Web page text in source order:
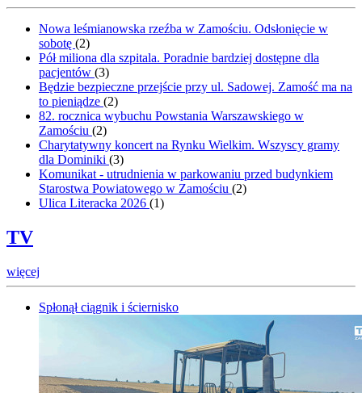
Nowa leśmianowska rzeźba w Zamościu. Odsłonięcie w
sobotę (2)
Pół miliona dla szpitala. Poradnie bardziej dostępne dla
pacjentów (3)
Będzie bezpieczne przejście przy ul. Sadowej. Zamość ma na
to pieniądze (2)
82. rocznica wybuchu Powstania Warszawskiego w
Zamościu (2)
Charytatywny koncert na Rynku Wielkim. Wszyscy gramy
dla Dominiki (3)
Komunikat - utrudnienia w parkowaniu przed budynkiem
Starostwa Powiatowego w Zamościu (2)
Ulica Literacka 2026 (1)
TV
więcej
Spłonął ciągnik i ściernisko